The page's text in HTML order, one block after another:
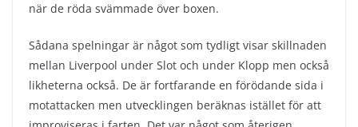
när de röda svämmade över boxen.
Sådana spelningar är något som tydligt visar skillnaden
mellan Liverpool under Slot och under Klopp men också
likheterna också. De är fortfarande en förödande sida i
motattacken men utvecklingen beräknas istället för att